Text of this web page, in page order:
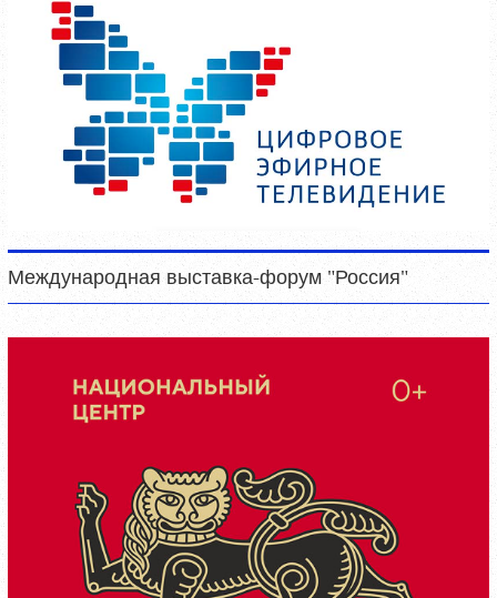
Международная выставка-форум "Россия"